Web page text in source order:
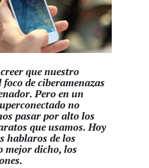
que nuestro
de ciberamenazas
Pero en un
no
pasar por alto los
que usamos. Hoy
hablaros de los
mejor dicho, los